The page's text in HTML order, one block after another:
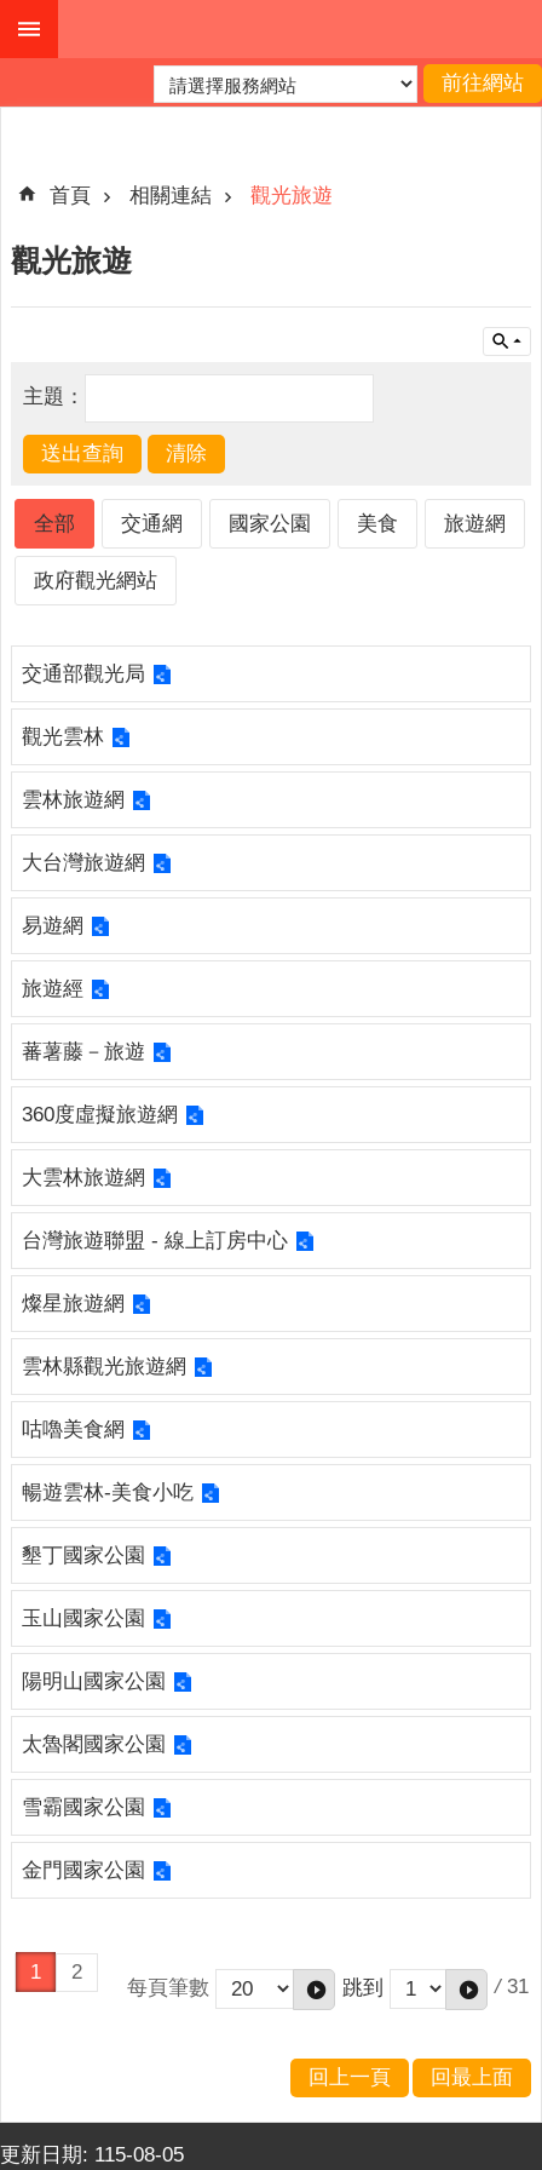
跳到主要內容區塊
階
公
布
關
於
我
們
查
詢
系
統
便
民
服
務
資
訊
公
開
民
意
交
流
相
結
廉
政
園
網
站
導
覽
索
查
詢
相
關
English
回
首
頁
隱
私
保
護
安
首頁 相關連結 觀光旅遊
觀光旅遊
主題：
全部 交通網 國家公園 美食 旅遊網
政府觀光網站
交通部觀光局
觀光雲林
雲林旅遊網
大台灣旅遊網
易遊網
旅遊經
蕃薯藤－旅遊
360度虛擬旅遊網
大雲林旅遊網
台灣旅遊聯盟 - 線上訂房中心
燦星旅遊網
雲林縣觀光旅遊網
咕嚕美食網
暢遊雲林-美食小吃
墾丁國家公園
玉山國家公園
陽明山國家公園
太魯閣國家公園
雪霸國家公園
金門國家公園
1 2
每頁筆數 跳到 / 31
回上一頁 回最上面
更新日期: 115-08-05